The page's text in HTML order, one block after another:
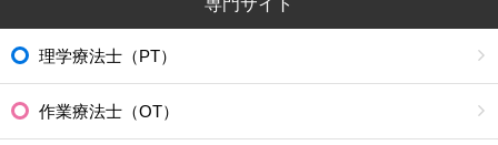
専門サイト
理学療法士（PT）
作業療法士（OT）